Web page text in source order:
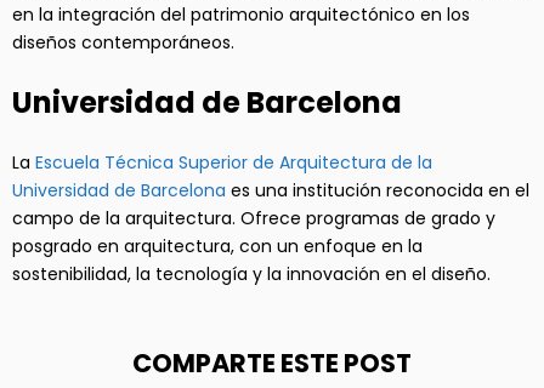
en la integración del patrimonio arquitectónico en los
diseños contemporáneos.
Universidad de Barcelona
La Escuela Técnica Superior de Arquitectura de la
Universidad de Barcelona es una institución reconocida en el
campo de la arquitectura. Ofrece programas de grado y
posgrado en arquitectura, con un enfoque en la
sostenibilidad, la tecnología y la innovación en el diseño.
COMPARTE ESTE POST